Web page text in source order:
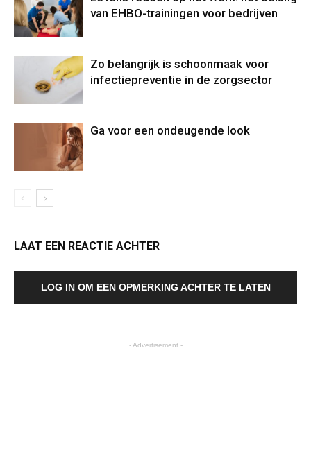
van EHBO-trainingen voor bedrijven
Zo belangrijk is schoonmaak voor
infectiepreventie in de zorgsector
Ga voor een ondeugende look
LAAT EEN REACTIE ACHTER
LOG IN OM EEN OPMERKING ACHTER TE LATEN
- Advertisement -